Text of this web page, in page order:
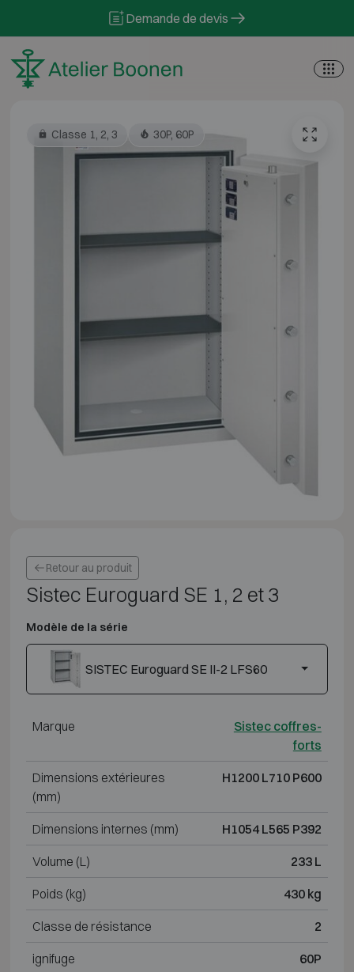
Demande de devis
Classe 1, 2, 3 30P, 60P
Retour au produit
Sistec Euroguard SE 1, 2 et 3
Modèle de la série
SISTEC Euroguard SE II-2 LFS60
Marque
Sistec coffres-
forts
Dimensions extérieures
(mm)
H1200 L710 P600
Dimensions internes (mm) H1054 L565 P392
Volume (L) 233 L
Poids (kg) 430 kg
Classe de résistance 2
ignifuge 60P